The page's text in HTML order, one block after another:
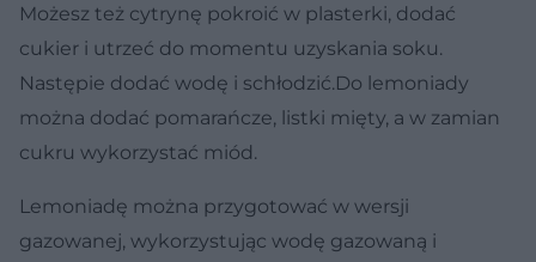
Możesz też cytrynę pokroić w plasterki, dodać
cukier i utrzeć do momentu uzyskania soku.
Następie dodać wodę i schłodzić.Do lemoniady
można dodać pomarańcze, listki mięty, a w zamian
cukru wykorzystać miód.
Lemoniadę można przygotować w wersji
gazowanej, wykorzystując wodę gazowaną i